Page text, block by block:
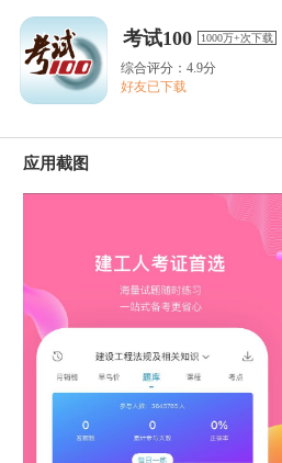
考试100 1000万+次下载
综合评分：4.9分
好友已下载
应用截图